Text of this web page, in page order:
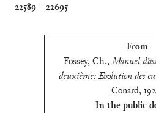
22589–22695
From
Fossey, Ch.,Manuel
deuxième: Evolution des
Conard,
In the public